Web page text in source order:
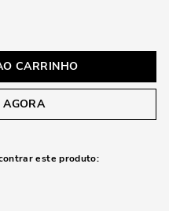
CARRINHO
AGORA
este produto: